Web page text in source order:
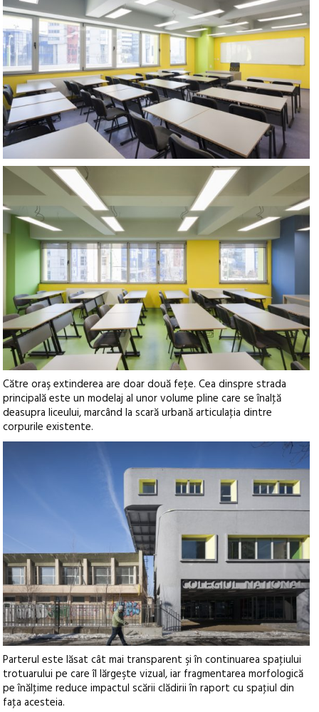
Către oraş extinderea are doar două feţe. Cea dinspre strada
principală este un modelaj al unor volume pline care se înalţă
deasupra liceului, marcând la scară urbană articulaţia dintre
corpurile existente.
Parterul este lăsat cât mai transparent şi în continuarea spaţiului
trotuarului pe care îl lărgeşte vizual, iar fragmentarea morfologică
pe înălţime reduce impactul scării clădirii în raport cu spaţiul din
faţa acesteia.